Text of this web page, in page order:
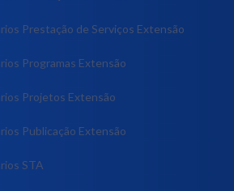
Prestação de Serviços Extensão
Programas Extensão
Projetos Extensão
Publicação Extensão
STA